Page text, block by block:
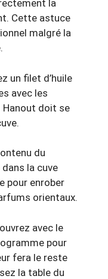
la
Cette astuce
malgré la
un filet d’huile
avec les
Hanout doit se
du
la cuve
pour enrober
orientaux.
avec le
pour
fera le reste
la table du